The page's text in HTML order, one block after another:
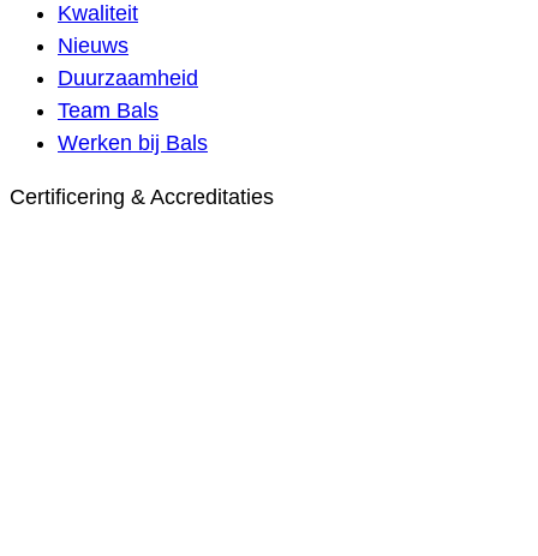
Kwaliteit
Nieuws
Duurzaamheid
Team Bals
Werken bij Bals
Certificering & Accreditaties